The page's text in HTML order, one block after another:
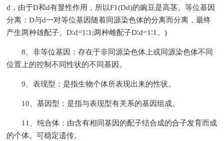
d，由于D和d有显性作用，所以F1(Dd)的豌豆是高茎。等位基因
分离：D与d一对等位基因随着同源染色体的分离而分离，最终
产生两种雄配子。D∶d=1∶1;两种雌配子D∶d=1∶1。)
8、非等位基因：存在于非同源染色体上或同源染色体不同
位置上的控制不同性状的不同基因。
9、表现型：是指生物个体所表现出来的性状。
10、基因型：是指与表现型有关系的基因组成。
11、纯合体：由含有相同基因的配子结合成的合子发育而成
的个体。可稳定遗传。